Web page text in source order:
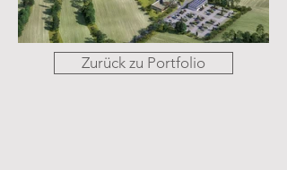
Zurück zu Portfolio